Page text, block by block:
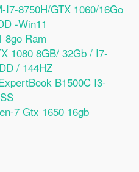
8750H/GTX 1060/16Go
-Win11
8go Ram
1080 8GB/ 32Gb / I7-
/ 144HZ
B1500C I3-
7 Gtx 1650 16gb